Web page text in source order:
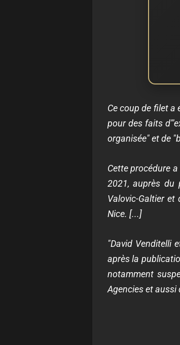
Ce coup de filet a
pour des faits
organisée" et de
Cette procédure
2021, auprès du
Valovic-Galtier et
Nice. [...]
"David Venditelli
après la
notamment
Agencies et aussi